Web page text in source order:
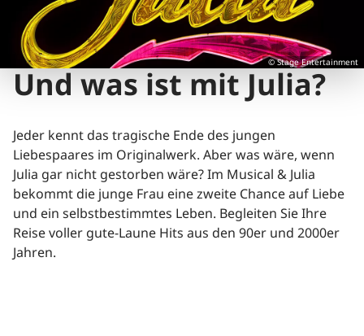
Und was ist mit Julia?
Jeder kennt das tragische Ende des jungen
Liebespaares im Originalwerk. Aber was wäre, wenn
Julia gar nicht gestorben wäre? Im Musical & Julia
bekommt die junge Frau eine zweite Chance auf Liebe
und ein selbstbestimmtes Leben. Begleiten Sie Ihre
Reise voller gute-Laune Hits aus den 90er und 2000er
Jahren.
© Stage Entertainment